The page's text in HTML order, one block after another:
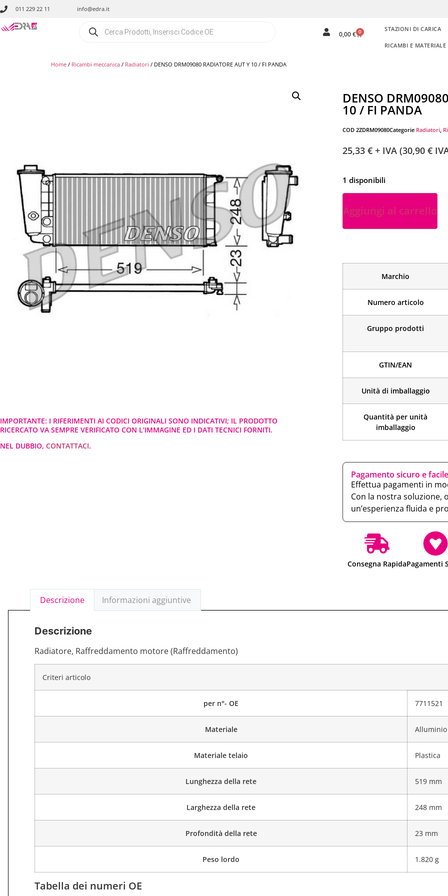
011 229 22 11 info@edra.it
0,00€ 0 STAZIONI DI CARICA
RICAMBI E
Home / Ricambi meccanica / Radiatori / DENSO DRM09080 RADIATORE AUT Y 10 / FI PANDA
IMPORTANTE: I RIFERIMENTI AI CODICI ORIGINALI SONO INDICATIVI; IL PRODOTTO
RICERCATO VA SEMPRE VERIFICATO CON L’IMMAGINE ED I DATI TECNICI FORNITI.
NEL DUBBIO, CONTATTACI.
DENSO
10 / FI PANDA
COD 2ZDRM09080Categorie Radiatori,
25,33 € + IVA (30,90 €
1 disponibili
Aggiungi al carrello
Marchio
Numero articolo
Gruppo prodotti
GTIN/EAN
Unità di imballaggio
Quantità per unità
imballaggio
Pagamento sicuro e facile
Effettua pagamenti in
Con la nostra soluzione,
un’esperienza fluida e
Consegna RapidaPagamenti
Descrizione Informazioni aggiuntive
Descrizione
Radiatore, Raffreddamento motore (Raffreddamento)
Criteri articolo
per n°- OE 7711521
Materiale Alluminio
Materiale telaio Plastica
Lunghezza della rete 519 mm
Larghezza della rete 248 mm
Profondità della rete 23 mm
Peso lordo 1.820 g
Tabella dei numeri OE